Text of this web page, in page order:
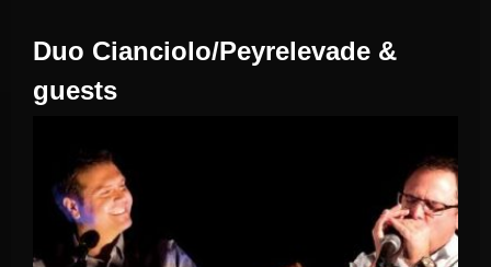
Duo Cianciolo/Peyrelevade &
guests